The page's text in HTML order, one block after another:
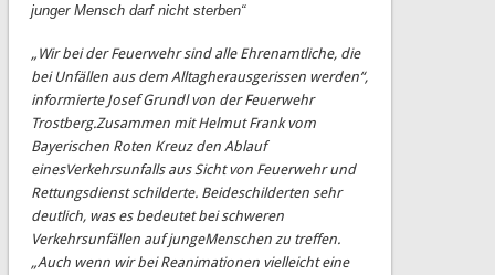
junger Mensch darf nicht sterben“
„Wir bei der Feuerwehr sind alle Ehrenamtliche, die
bei Unfällen aus dem Alltagherausgerissen werden“,
informierte Josef Grundl von der Feuerwehr
Trostberg.Zusammen mit Helmut Frank vom
Bayerischen Roten Kreuz den Ablauf
einesVerkehrsunfalls aus Sicht von Feuerwehr und
Rettungsdienst schilderte. Beideschilderten sehr
deutlich, was es bedeutet bei schweren
Verkehrsunfällen auf jungeMenschen zu treffen.
„Auch wenn wir bei Reanimationen vielleicht eine